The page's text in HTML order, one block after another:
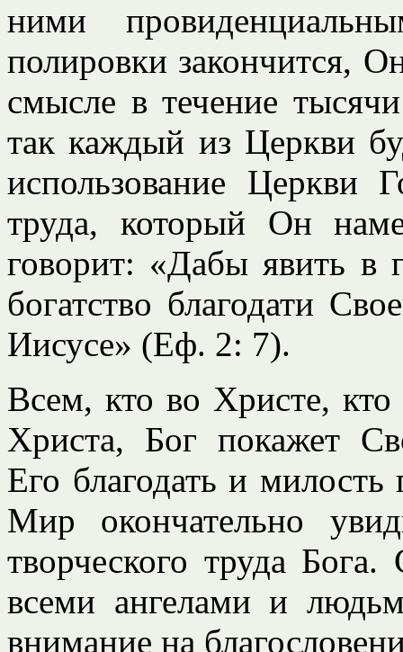
ними
полировки закончится,
смысле в течение
так каждый из Церкви
использование Церкви
труда, который Он
говорит: «Дабы явить в
богатство благодати
Иисусе» (Еф. 2: 7).
Всем, кто во Христе,
Христа, Бог покажет
Его благодать и
Мир окончательно
творческого труда
всеми ангелами и
внимание на